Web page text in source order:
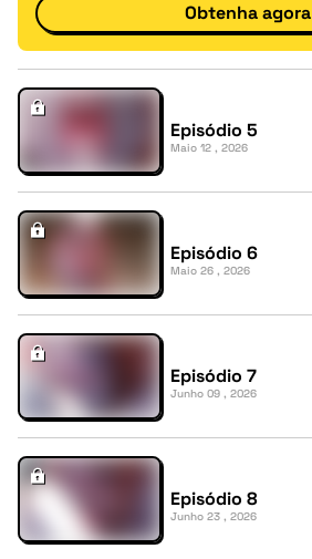
Obtenha agora
Episódio 5
Maio 12 , 2026
Episódio 6
Maio 26 , 2026
Episódio 7
Junho 09 , 2026
Episódio 8
Junho 23 , 2026